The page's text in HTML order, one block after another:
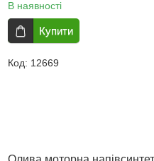
В наявності
Купити
12669